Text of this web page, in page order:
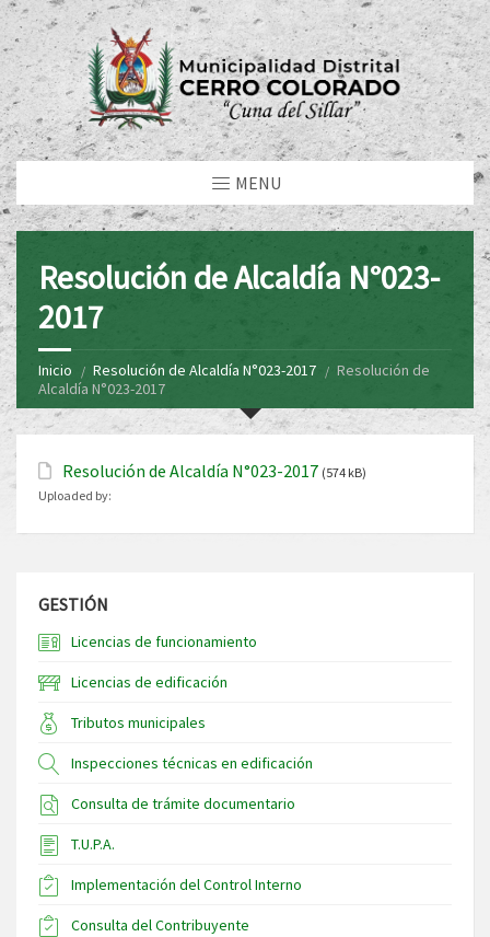
MENU
Resolución de Alcaldía N°023-
2017
Inicio Resolución de Alcaldía N°023-2017
Resolución de
Alcaldía N°023-2017
Resolución de Alcaldía N°023-2017 (574 kB)
Uploaded by:
GESTIÓN
Licencias de funcionamiento
Licencias de edificación
Tributos municipales
Inspecciones técnicas en edificación
Consulta de trámite documentario
T.U.P.A.
Implementación del Control Interno
Consulta del Contribuyente